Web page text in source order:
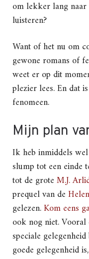
om lekker lang
luisteren?
Want of het nu om
gewone romans of
weet er op dit
plezier lees. En dat
fenomeen.
Mijn plan
Ik heb inmiddels
slump tot een einde
tot de groteM.J.
prequel van de
gelezen.Kom eens
ook nog niet.
speciale
goede gelegenheid